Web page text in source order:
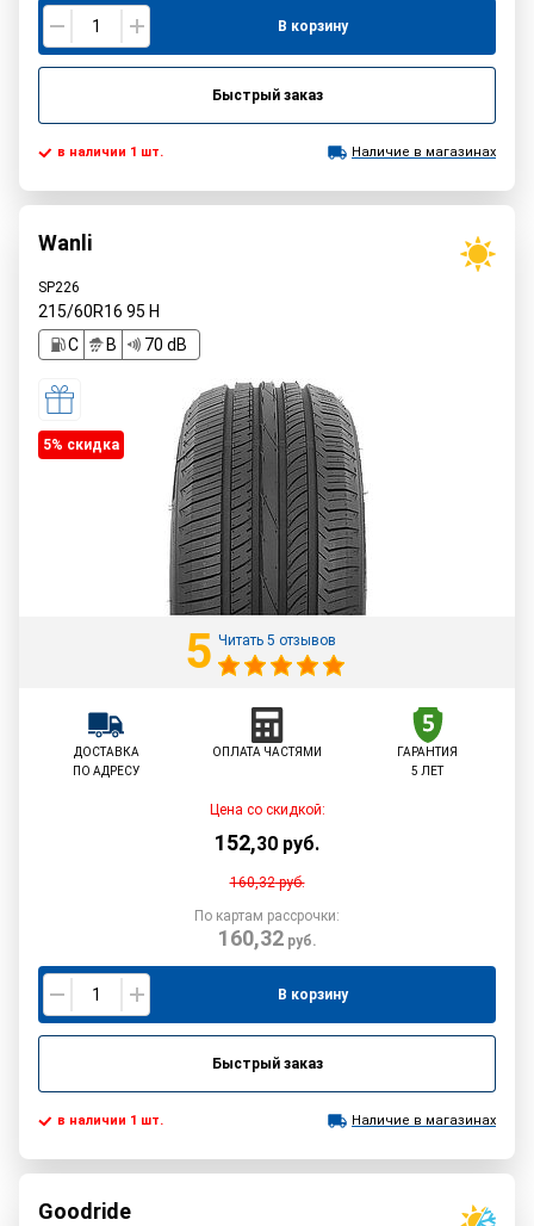
В корзину
Быстрый заказ
в наличии 1 шт. Наличие в магазинах
Wanli
SP226
215/60R16 95 H
C
B 70 dB
5% cкидка
5 Читать 5 отзывов
ДОСТАВКА
ПО АДРЕСУ
ОПЛАТА ЧАСТЯМИ
ГАРАНТИЯ
5 ЛЕТ
Цена со скидкой:
152,30 руб.
160,32руб.
По картам рассрочки:
160,32руб.
В корзину
Быстрый заказ
в наличии 1 шт. Наличие в магазинах
Goodride